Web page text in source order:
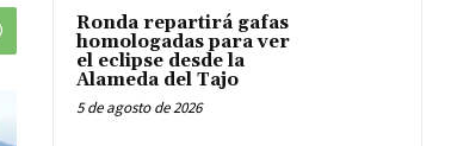
Ronda repartirá gafas
homologadas para ver
el eclipse desde la
Alameda del Tajo
5 de agosto de 2026